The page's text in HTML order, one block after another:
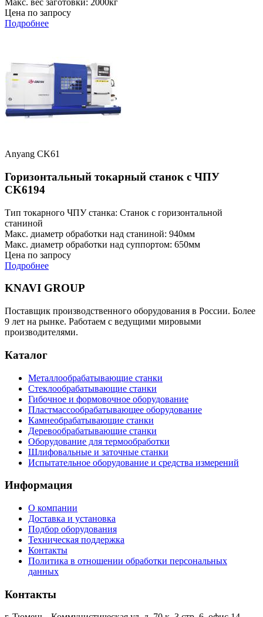
Макс. вес заготовки: 2000кг
Цена по запросу
Подробнее
Anyang CK61
Горизонтальный токарный станок с ЧПУ
CK6194
Тип токарного ЧПУ станка: Станок с горизонтальной
станиной
Макс. диаметр обработки над станиной: 940мм
Макс. диаметр обработки над суппортом: 650мм
Цена по запросу
Подробнее
KNAVI GROUP
Поставщик производственного оборудования в России. Более
9 лет на рынке. Работаем с ведущими мировыми
производителями.
Каталог
Металлообрабатывающие станки
Стеклообрабатывающие станки
Гибочное и формовочное оборудование
Пластмассообрабатывающее оборудование
Камнеобрабатывающие станки
Деревообрабатывающие станки
Оборудование для термообработки
Шлифовальные и заточные станки
Испытательное оборудование и средства измерений
Информация
О компании
Доставка и установка
Подбор оборудования
Техническая поддержка
Контакты
Политика в отношении обработки персональных
данных
Контакты